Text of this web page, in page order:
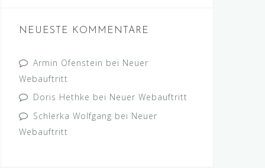
NEUESTE KOMMENTARE
Armin Ofenstein bei Neuer
Webauftritt
Doris Hethke bei Neuer Webauftritt
Schlerka Wolfgang bei Neuer
Webauftritt